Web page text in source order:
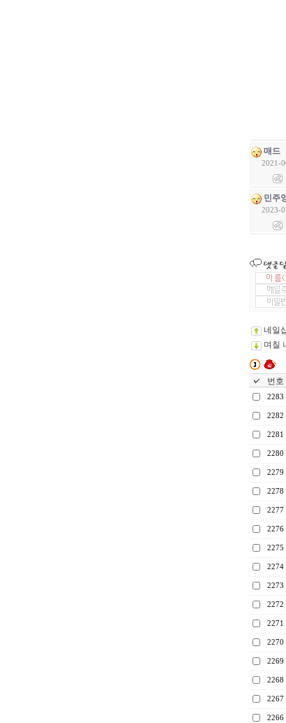
매드
2021-
민주
2023-
네일
며칠
번호
2283
2282
2281
2280
2279
2278
2277
2276
2275
2274
2273
2272
2271
2270
2269
2268
2267
2266